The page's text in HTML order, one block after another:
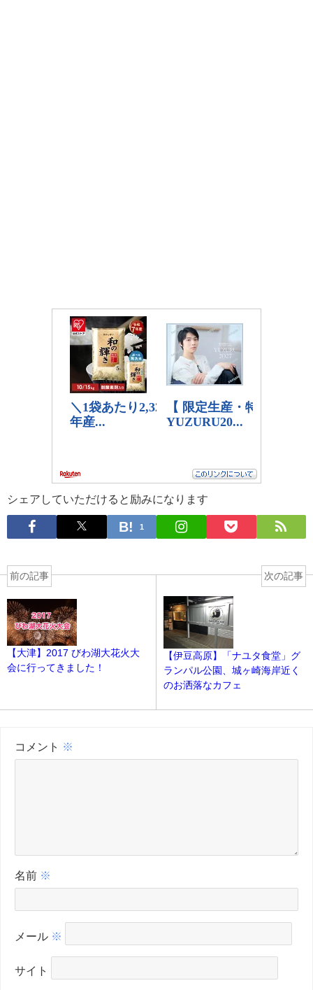
シェアしていただけると励みになります
1
前の記事
【大津】2017 びわ湖大花火大
会に行ってきました！
次の記事
【伊豆高原】「ナユタ食堂」グ
ランパル公園、城ヶ崎海岸近く
のお洒落なカフェ
コメント ※
名前 ※
メール ※
サイト